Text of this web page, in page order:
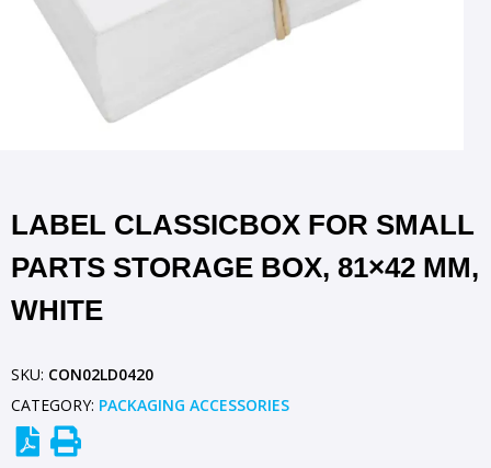
LABEL CLASSICBOX FOR SMALL
PARTS STORAGE BOX, 81×42 MM,
WHITE
SKU: CON02LD0420
CATEGORY: PACKAGING ACCESSORIES